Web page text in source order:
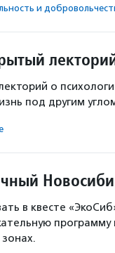
и
о
под другим
в квесте